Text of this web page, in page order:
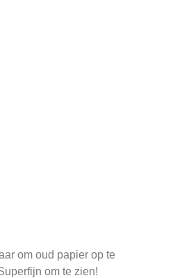
om oud papier op te
om te zien!